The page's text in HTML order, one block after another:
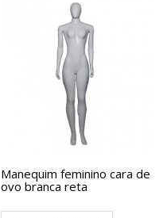
Manequim feminino cara de
ovo branca reta